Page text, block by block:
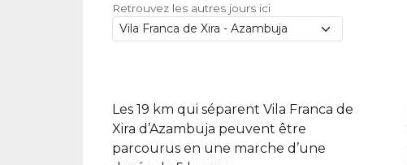
Retrouvez les autres jours ici
Les 19 km qui séparent Vila Franca de
Xira d’Azambuja peuvent être
parcourus en une marche d’une